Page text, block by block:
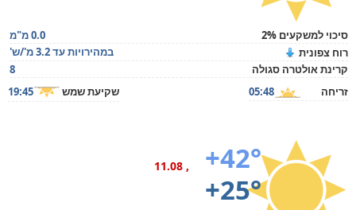
סיכוי למשקעים 2%
0.0 מ"מ
רוח צפונית
במהירויות עד 3.2 מ'/ש'
קרינת אולטרה סגולה
8
זריחה
05:48 שקיעת שמש 19:45
+42°
+25°
, 11.08